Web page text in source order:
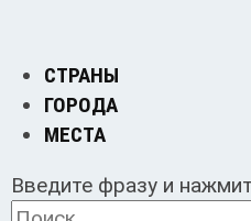
СТРАНЫ
ГОРОДА
МЕСТА
Введите фразу и